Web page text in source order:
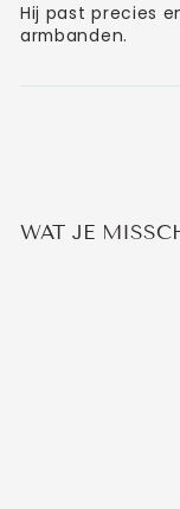
Hij past precies
armbanden.
WAT JE